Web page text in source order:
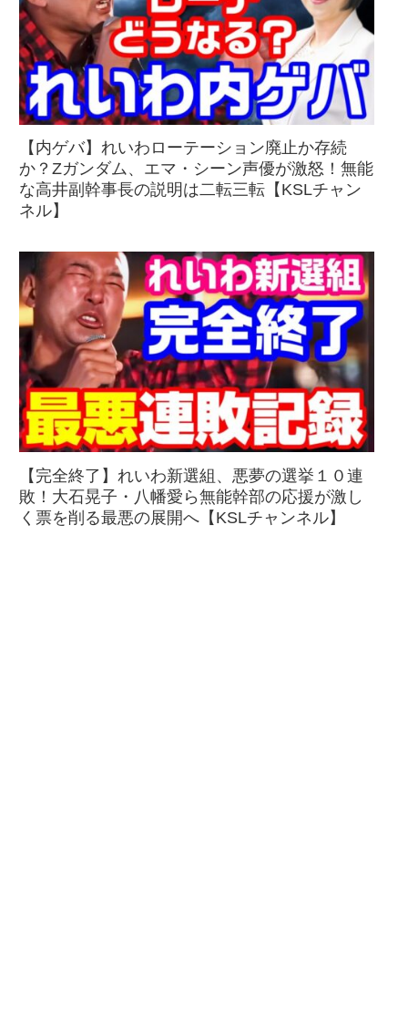
【内ゲバ】れいわローテーション廃止か存続
か？Zガンダム、エマ・シーン声優が激怒！無能
な高井副幹事長の説明は二転三転【KSLチャン
ネル】
【完全終了】れいわ新選組、悪夢の選挙１０連
敗！大石晃子・八幡愛ら無能幹部の応援が激し
く票を削る最悪の展開へ【KSLチャンネル】